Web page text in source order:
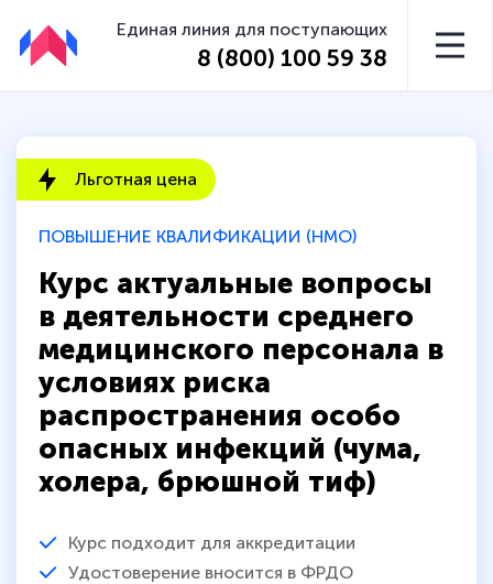
Единая линия для поступающих
8 (800) 100 59 38
ПОВЫШЕНИЕ КВАЛИФИКАЦИИ (НМО)
Курс актуальные вопросы
в деятельности среднего
медицинского персонала в
условиях риска
распространения особо
опасных инфекций (чума,
холера, брюшной тиф)
Курс подходит для аккредитации
Удостоверение вносится в ФРДО
Льготная цена